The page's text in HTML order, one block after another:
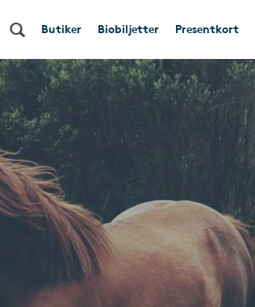
Butiker Biobiljetter Presentkort